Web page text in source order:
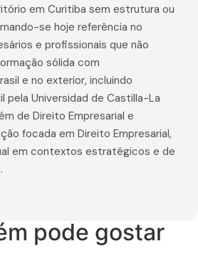
em Curitiba sem estrutura ou
se hoje referência no
e profissionais que não
sólida com
e no exterior, incluindo
pela Universidad de Castilla-La
de Direito Empresarial e
focada em Direito Empresarial,
em contextos estratégicos e de
pode gostar